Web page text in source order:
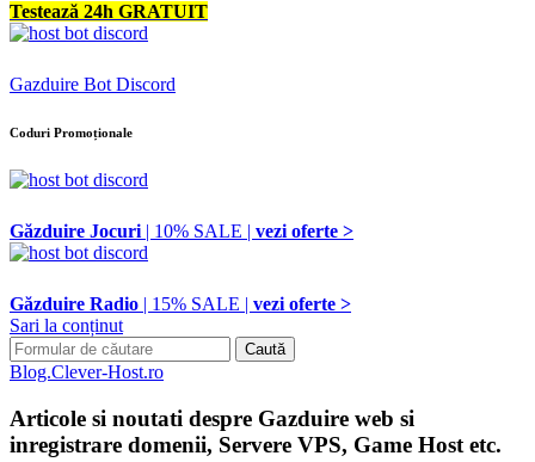
Testează 24h GRATUIT
Gazduire Bot Discord
Coduri Promoționale
Găzduire Jocuri | 10% SALE | vezi oferte >
Găzduire Radio | 15% SALE | vezi oferte >
Sari la conținut
Search
for:
Blog.Clever-Host.ro
Articole si noutati despre Gazduire web si
inregistrare domenii, Servere VPS, Game Host etc.